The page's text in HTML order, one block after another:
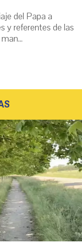
del Papa a
y referentes de las